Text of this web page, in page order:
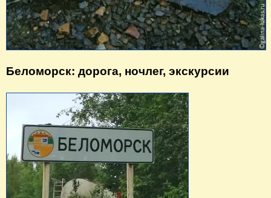
Беломорск: дорога, ночлег, экскурсии